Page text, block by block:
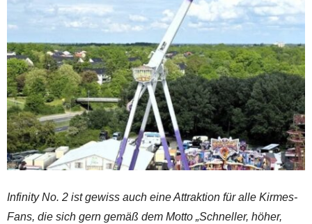
Infinity No. 2 ist gewiss auch eine Attraktion für alle Kirmes-
Fans, die sich gern gemäß dem Motto „Schneller, höher,